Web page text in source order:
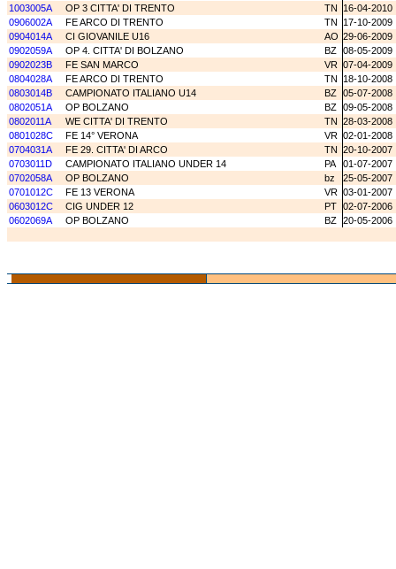
1003005A
OP 3 CITTA' DI TRENTO TN
16-04-2010
0906002A
FE ARCO DI TRENTO TN
17-10-2009
0904014A
CI GIOVANILE U16 AO 29-06-2009
0902059A
OP 4. CITTA' DI BOLZANO BZ 08-05-2009
0902023B
FE SAN MARCO VR 07-04-2009
0804028A
FE ARCO DI TRENTO TN
18-10-2008
0803014B
CAMPIONATO ITALIANO U14 BZ 05-07-2008
0802051A
OP BOLZANO BZ 09-05-2008
0802011A
WE CITTA' DI TRENTO TN 28-03-2008
0801028C
FE 14° VERONA VR 02-01-2008
0704031A
FE 29. CITTA' DI ARCO TN 20-10-2007
0703011D
CAMPIONATO ITALIANO UNDER 14 PA
01-07-2007
0702058A
OP BOLZANO bz
25-05-2007
0701012C
FE 13 VERONA VR 03-01-2007
0603012C
CIG UNDER 12 PT 02-07-2006
0602069A
OP BOLZANO BZ 20-05-2006